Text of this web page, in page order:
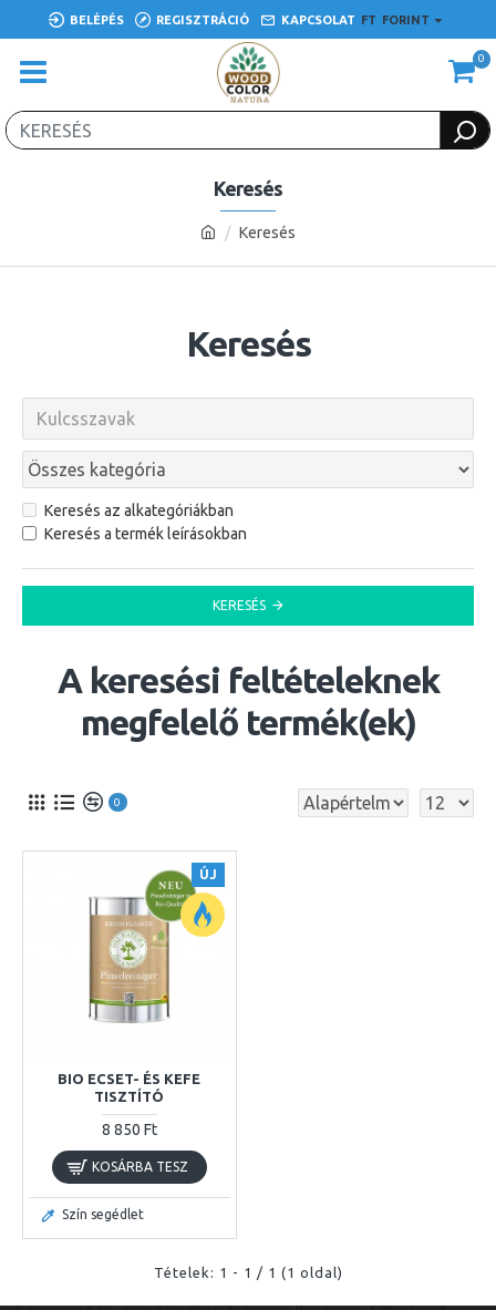
BELÉPÉS REGISZTRÁCIÓ KAPCSOLAT FT FORINT
0
Keresés
Keresés
Keresés
Keresés az alkategóriákban
Keresés a termék leírásokban
KERESÉS
A keresési feltételeknek
megfelelő termék(ek)
0
ÚJ
BIO ECSET- ÉS KEFE
TISZTÍTÓ
8 850 Ft
KOSÁRBA TESZ
Szín segédlet
Tételek: 1 - 1 / 1 (1 oldal)